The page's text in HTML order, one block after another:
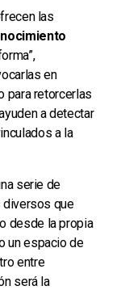
las
en
para retorcerlas
a detectar
a la
serie de
diversos que
desde la propia
un espacio de
entre
será la